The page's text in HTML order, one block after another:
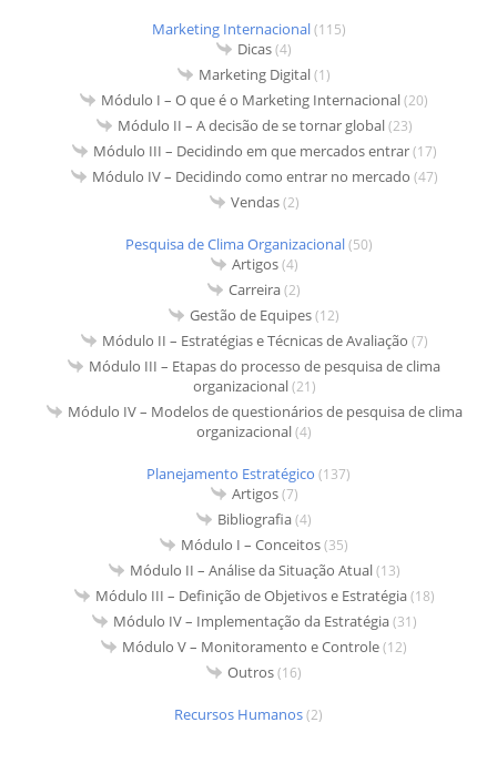
Marketing Internacional(115)
Dicas(4)
Marketing Digital(1)
Módulo I – O que é o Marketing Internacional(20)
Módulo II – A decisão de se tornar global(23)
Módulo III – Decidindo em que mercados entrar(17)
Módulo IV – Decidindo como entrar no mercado (47)
Vendas(2)
Pesquisa de Clima Organizacional(50)
Artigos(4)
Carreira(2)
Gestão de Equipes(12)
Módulo II – Estratégias e Técnicas de Avaliação (7)
Módulo III – Etapas do processo de pesquisa de clima
organizacional(21)
Módulo IV – Modelos de questionários de pesquisa de clima
organizacional(4)
Planejamento Estratégico (137)
Artigos(7)
Bibliografia(4)
Módulo I – Conceitos(35)
Módulo II – Análise da Situação Atual(13)
Módulo III – Definição de Objetivos e Estratégia(18)
Módulo IV – Implementação da Estratégia(31)
Módulo V – Monitoramento e Controle(12)
Outros(16)
Recursos Humanos(2)